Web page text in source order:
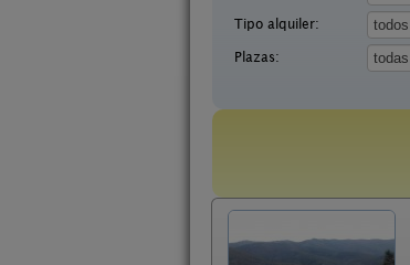
Tipo alquiler:
Plazas: